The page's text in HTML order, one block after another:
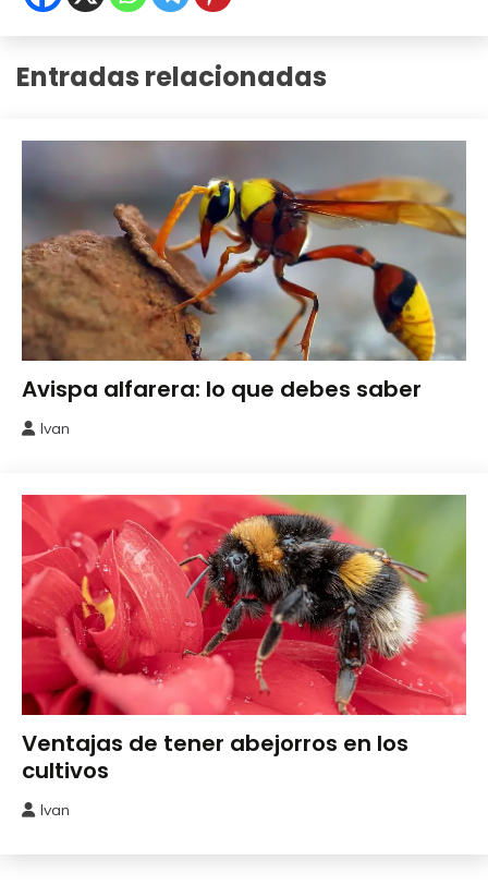
Entradas relacionadas
Beneficiosos
Avispa alfarera: lo que debes saber
2024
Ivan
Beneficiosos
Ventajas de tener abejorros en los
cultivos
marzo,
Ivan